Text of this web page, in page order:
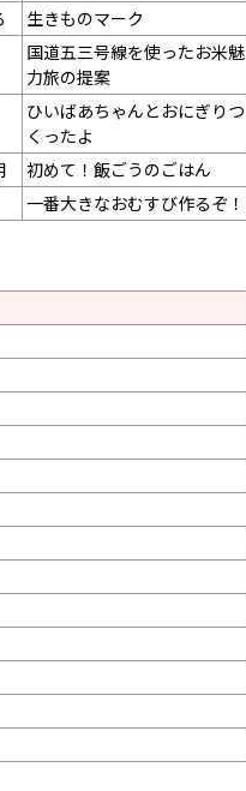
生きものマーク
国道五三号線を使ったお米魅
力旅の提案
ひいばあちゃんとおにぎりつ
くったよ
初めて！飯ごうのごはん
一番大きなおむすび作るぞ！